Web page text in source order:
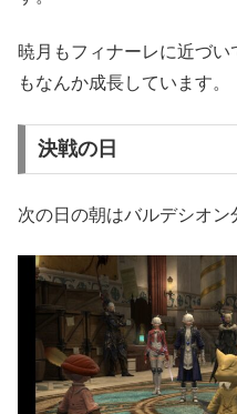
暁月もフィナーレに近づ
もなんか成長しています。
決戦の日
次の日の朝はバルデシオン